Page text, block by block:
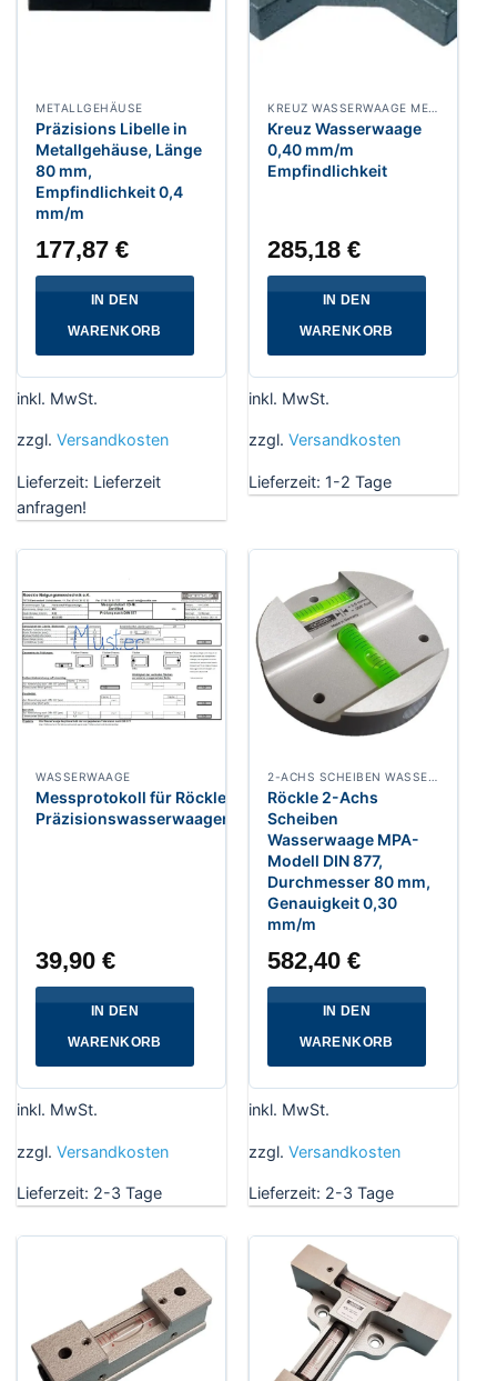
METALLGEHÄUSE
Präzisions Libelle in
Metallgehäuse, Länge
80 mm,
Empfindlichkeit 0,4
mm/m
177,87€
IN DEN
WARENKORB
inkl. MwSt.
zzgl. Versandkosten
Lieferzeit: Lieferzeit
anfragen!
Kreuz Wasserwaage
0,40 mm/m
Empfindlichkeit
285,18€
IN DEN
WARENKORB
inkl. MwSt.
zzgl. Versandkosten
Lieferzeit: 1-2 Tage
WASSERWAAGE
Messprotokoll für Röckle
Präzisionswasserwaagen
39,90€
IN DEN
WARENKORB
inkl. MwSt.
zzgl. Versandkosten
Lieferzeit: 2-3 Tage
Röckle 2-Achs
Scheiben
Wasserwaage MPA-
Modell DIN 877,
Durchmesser 80 mm,
Genauigkeit 0,30
mm/m
582,40€
IN DEN
WARENKORB
inkl. MwSt.
zzgl. Versandkosten
Lieferzeit: 2-3 Tage